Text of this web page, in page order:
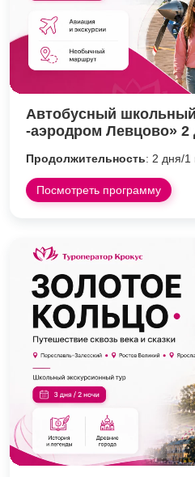
Автобусный
-аэродром Левцово» 2
Продолжительность: 2 дня/1
Посмотреть программу